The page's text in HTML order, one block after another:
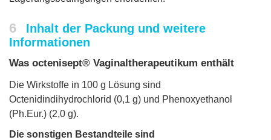
6
Inhalt der Packung und weitere
Informationen
Was octenisept® Vaginaltherapeutikum enthält
Die Wirkstoffe in 100 g Lösung sind
Octenidindihydrochlorid (0,1 g) und Phenoxyethanol
(Ph.Eur.) (2,0 g).
Die sonstigen Bestandteile sind